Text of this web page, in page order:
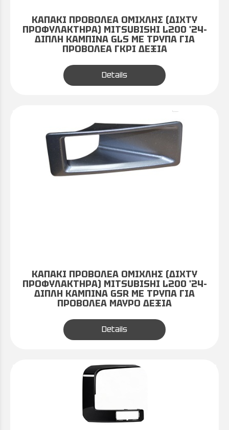
ΚΑΠΑΚΙ ΠΡΟΒΟΛΕΑ ΟΜΙΧΛΗΣ (ΔΙΧΤΥ
ΠΡΟΦΥΛΑΚΤΗΡΑ) MITSUBISHI L200 '24-
ΔΙΠΛΗ ΚΑΜΠΙΝΑ GLS ΜΕ ΤΡΥΠΑ ΓΙΑ
ΠΡΟΒΟΛΕΑ ΓΚΡΙ ΔΕΞΙΑ
Details
ΚΑΠΑΚΙ ΠΡΟΒΟΛΕΑ ΟΜΙΧΛΗΣ (ΔΙΧΤΥ
ΠΡΟΦΥΛΑΚΤΗΡΑ) MITSUBISHI L200 '24-
ΔΙΠΛΗ ΚΑΜΠΙΝΑ GSR ΜΕ ΤΡΥΠΑ ΓΙΑ
ΠΡΟΒΟΛΕΑ ΜΑΥΡΟ ΔΕΞΙΑ
Details